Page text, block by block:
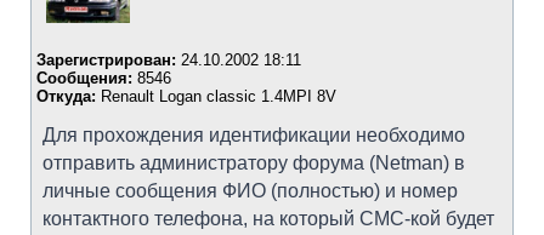
Зарегистрирован: 24.10.2002 18:11
Сообщения: 8546
Откуда: Renault Logan classic 1.4MPI 8V
Для прохождения идентификации необходимо
отправить администратору форума (Netman) в
личные сообщения ФИО (полностью) и номер
контактного телефона, на который СМС-кой будет